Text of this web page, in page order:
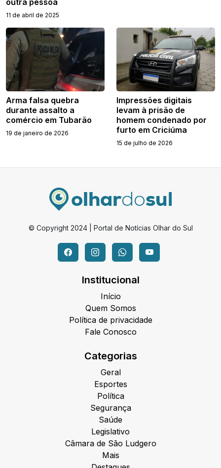
11 de abril de 2025
Arma falsa quebra
durante assalto a
comércio em Tubarão
19 de janeiro de 2026
Impressões digitais
levam à prisão de
homem condenado por
furto em Criciúma
15 de julho de 2026
© Copyright 2024 | Portal de Notícias Olhar do Sul
Institucional
Início
Quem Somos
Política de privacidade
Fale Conosco
Categorias
Geral
Esportes
Política
Segurança
Saúde
Legislativo
Câmara de São Ludgero
Mais